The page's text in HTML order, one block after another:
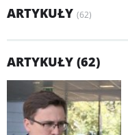
ARTYKUŁY (62)
ARTYKUŁY (62)